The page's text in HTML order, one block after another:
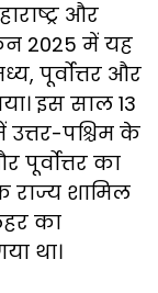
और
2025 में यह
पूर्वोत्तर और
इस साल 13
पश्चिम के
पूर्वोत्तर का
राज्य शामिल
का
था।